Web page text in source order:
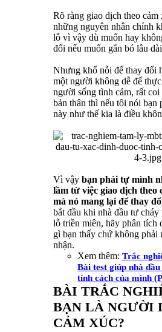
Rõ ràng giao dịch theo
những nguyên nhân chính
lỗ vì vậy dù muốn hay
đổi nếu muốn gắn bó lâu
Nhưng khổ nỗi để thay đổi
một người không dễ để
người sống tình cảm, rất coi
bản thân thì nếu tôi nói bạn
này như thế kia là điều
Vì vậy bạn phải tự mình
lầm từ việc giao dịch theo
mà nó mang lại để thay
bắt đầu khi nhà đầu tư cháy
lỗ triền miên, hãy phân tích
gì bạn thấy chứ không phải
nhận.
Xem thêm: Trắc
Bài test giúp nhà
tính cách của mình
BÀI TRẮC
BẠN LÀ NGƯỜI
CẢM XÚC?